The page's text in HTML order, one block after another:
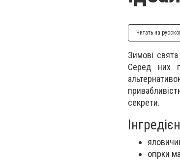
Читать на
Зимові
Серед них
секрети.
огірки